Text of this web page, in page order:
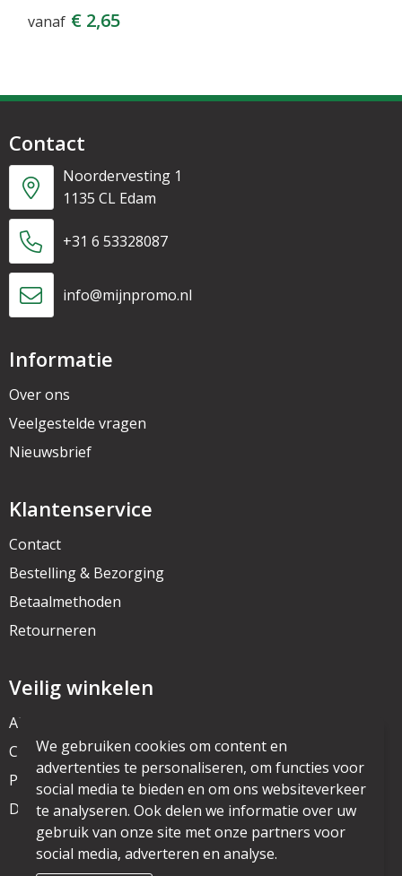
vanaf € 2,65
Contact
Noordervesting 1
1135 CL Edam
+31 6 53328087
info@mijnpromo.nl
Informatie
Over ons
Veelgestelde vragen
Nieuwsbrief
Klantenservice
Contact
Bestelling & Bezorging
Betaalmethoden
Retourneren
Veilig winkelen
Algemene voorwaarden
Cookieverklaring
Privacyverklaring
Disclaimer
We gebruiken cookies om content en
advertenties te personaliseren, om functies voor
social media te bieden en om ons websiteverkeer
te analyseren. Ook delen we informatie over uw
gebruik van onze site met onze partners voor
social media, adverteren en analyse.